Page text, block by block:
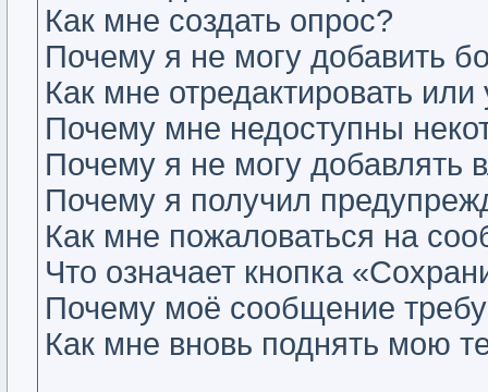
Как мне создать опрос?
Почему я не могу добавить
Как мне отредактировать
Почему мне недоступны
Почему я не могу добавлять
Почему я получил
Как мне пожаловаться на
Что означает кнопка
Почему моё сообщение
Как мне вновь поднять мою